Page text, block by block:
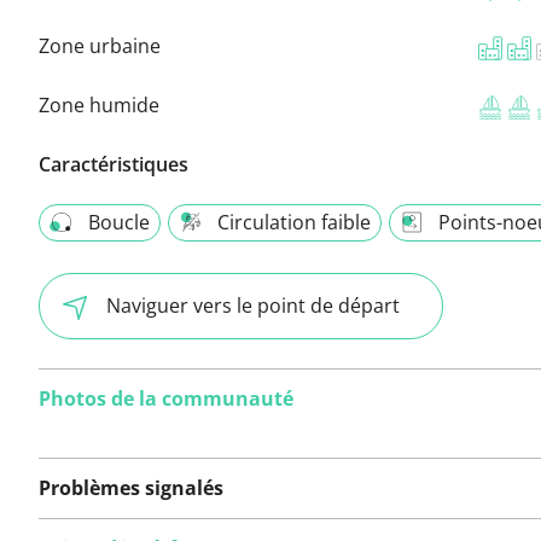
Zone urbaine
Zone humide
Caractéristiques
Boucle Circulation faible Points-
Naviguer vers le point de départ
Photos de la communauté
Problèmes signalés